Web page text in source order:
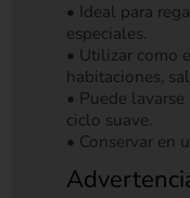
• Ideal para
especiales.
• Utilizar como
habitaciones,
• Puede
ciclo suave.
• Conservar en